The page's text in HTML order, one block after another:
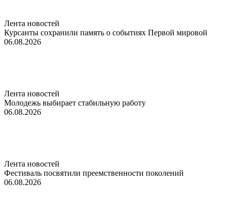
Лента новостей
Курсанты сохранили память о событиях Первой мировой
06.08.2026
Лента новостей
Молодежь выбирает стабильную работу
06.08.2026
Лента новостей
Фестиваль посвятили преемственности поколений
06.08.2026